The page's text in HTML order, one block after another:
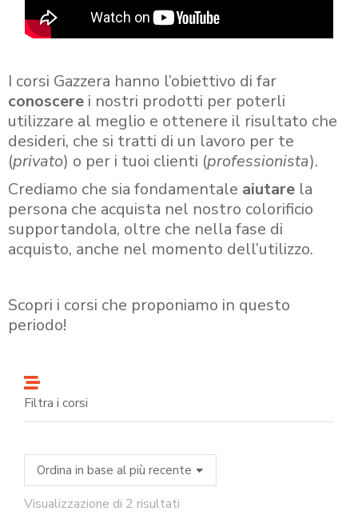
I corsi Gazzera hanno l’obiettivo di far
conoscere i nostri prodotti per poterli
utilizzare al meglio e ottenere il risultato che
desideri, che si tratti di un lavoro per te
(privato) o per i tuoi clienti (professionista).
Crediamo che sia fondamentale aiutare la
persona che acquista nel nostro colorificio
supportandola, oltre che nella fase di
acquisto, anche nel momento dell’utilizzo.
Scopri i corsi che proponiamo in questo
periodo!
Filtra i corsi
Visualizzazione di 2 risultati